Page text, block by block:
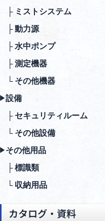
├ ミストシステム
├ 動⼒源
├ ⽔中ポンプ
├ 測定機器
└ その他機器
▶︎設備
├ セキュリティルーム
└ その他設備
▶︎ その他⽤品
├ 標識類
└ 収納⽤品
カタログ・資料